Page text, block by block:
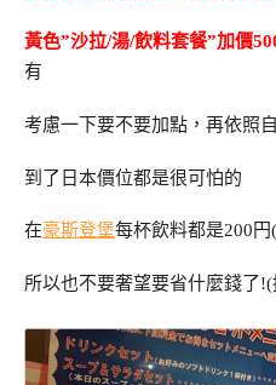
黃色”沙拉/湯/飲料套餐”加價
有
考慮一下要不要加點，再依照
到了日本價位都是很可怕的
在豪斯登堡每杯飲料都是200円
所以也不要奢望要省什麼錢了